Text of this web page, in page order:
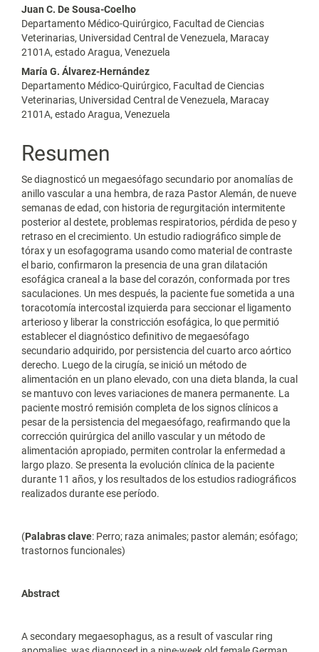
Contenido
principal
del
artículo
Juan C. De Sousa-Coelho
Departamento Médico-Quirúrgico, Facultad de Ciencias
Veterinarias, Universidad Central de Venezuela, Maracay
2101A, estado Aragua, Venezuela
María G. Álvarez-Hernández
Departamento Médico-Quirúrgico, Facultad de Ciencias
Veterinarias, Universidad Central de Venezuela, Maracay
2101A, estado Aragua, Venezuela
Resumen
Se diagnosticó un megaesófago secundario por anomalías de
anillo vascular a una hembra, de raza Pastor Alemán, de nueve
semanas de edad, con historia de regurgitación intermitente
posterior al destete, problemas respiratorios, pérdida de peso y
retraso en el crecimiento. Un estudio radiográfico simple de
tórax y un esofagograma usando como material de contraste
el bario, confirmaron la presencia de una gran dilatación
esofágica craneal a la base del corazón, conformada por tres
saculaciones. Un mes después, la paciente fue sometida a una
toracotomía intercostal izquierda para seccionar el ligamento
arterioso y liberar la constricción esofágica, lo que permitió
establecer el diagnóstico definitivo de megaesófago
secundario adquirido, por persistencia del cuarto arco aórtico
derecho. Luego de la cirugía, se inició un método de
alimentación en un plano elevado, con una dieta blanda, la cual
se mantuvo con leves variaciones de manera permanente. La
paciente mostró remisión completa de los signos clínicos a
pesar de la persistencia del megaesófago, reafirmando que la
corrección quirúrgica del anillo vascular y un método de
alimentación apropiado, permiten controlar la enfermedad a
largo plazo. Se presenta la evolución clínica de la paciente
durante 11 años, y los resultados de los estudios radiográficos
realizados durante ese período.
(Palabras clave: Perro; raza animales; pastor alemán; esófago;
trastornos funcionales)
Abstract
A secondary megaesophagus, as a result of vascular ring